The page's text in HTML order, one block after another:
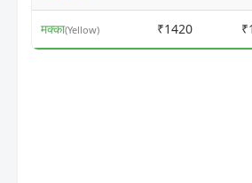
मक्का(Yellow) ₹1420